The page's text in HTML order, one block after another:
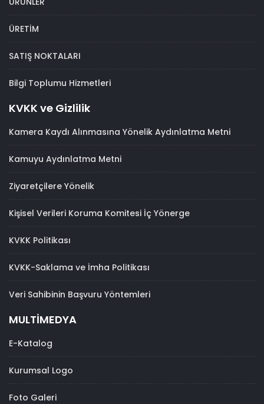
ÜRETİM
SATIŞ NOKTALARI
Bilgi Toplumu Hizmetleri
KVKK ve Gizlilik
Kamera Kaydı Alınmasına Yönelik Aydınlatma Metni
Kamuyu Aydınlatma Metni
Ziyaretçilere Yönelik
Kişisel Verileri Koruma Komitesi İç Yönerge
KVKK Politikası
KVKK-Saklama ve İmha Politikası
Veri Sahibinin Başvuru Yöntemleri
MULTİMEDYA
E-Katalog
Kurumsal Logo
Foto Galeri